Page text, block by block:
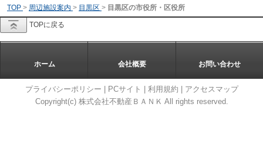
TOP > 周辺施設案内 > 目黒区 > 目黒区の市役所・区役所
TOPに戻る
ホーム 会社概要 お問い合わせ
プライバシーポリシー PCサイト 利用規約
アクセスマップ
Copyright(c) 株式会社不動産ＢＡＮＫ All rights reserved.